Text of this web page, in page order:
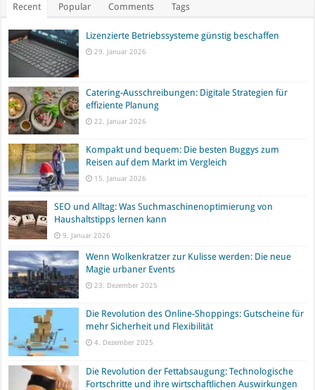
Recent Popular Comments Tags
Lizenzierte Betriebssysteme günstig beschaffen
29. Januar 2026
Catering-Ausschreibungen: Digitale Strategien für
effiziente Planung
22. Januar 2026
Kompakt und bequem: Die besten Buggys zum
Reisen auf dem Markt im Vergleich
15. Januar 2026
SEO und Alltag: Was Suchmaschinenoptimierung von
Haushaltstipps lernen kann
9. Januar 2026
Wenn Wolkenkratzer zur Kulisse werden: Die neue
Magie urbaner Events
23. Dezember 2025
Die Revolution des Online-Shoppings: Gutscheine für
mehr Sicherheit und Flexibilität
4. Dezember 2025
Die Revolution der Fettabsaugung: Technologische
Fortschritte und ihre wirtschaftlichen Auswirkungen